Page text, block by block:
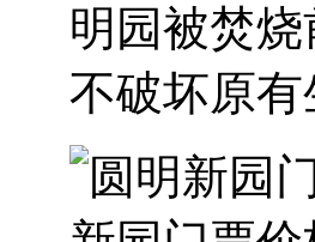
明园被焚
不破坏原